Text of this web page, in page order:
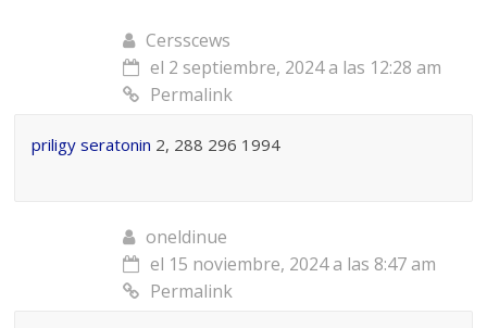
Cersscews
el 2 septiembre, 2024 a las 12:28 am
Permalink
priligy seratonin 2, 288 296 1994
oneldinue
el 15 noviembre, 2024 a las 8:47 am
Permalink